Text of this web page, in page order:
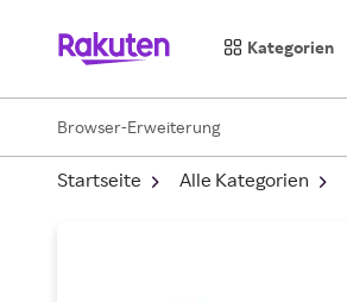
Kategorien
Browser-Erweiterung
Startseite Alle Kategorien